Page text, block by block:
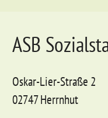
ASB
Oskar-Lier-Straße 2
02747 Herrnhut